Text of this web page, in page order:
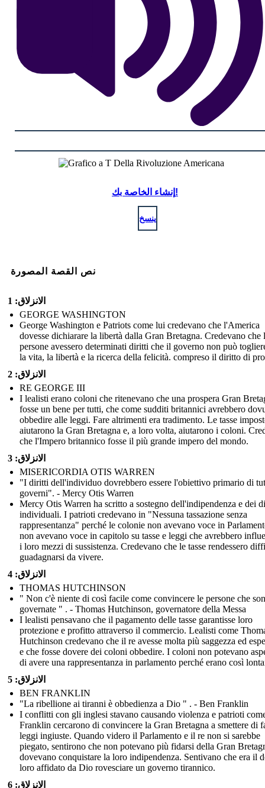
إنشاء الخاصة بك!
ينسخ
نص القصة المصورة
الانزلاق: 1
GEORGE WASHINGTON
George Washington e Patriots come lui credevano che l'America
dovesse dichiarare la libertà dalla Gran Bretagna. Credevano che
persone avessero determinati diritti che il governo non può
la vita, la libertà e la ricerca della felicità. compreso il diritto di
الانزلاق: 2
RE GEORGE III
I lealisti erano coloni che ritenevano che una prospera Gran
fosse un bene per tutti, che come sudditi britannici avrebbero
obbedire alle leggi. Fare altrimenti era tradimento. Le tasse
aiutarono la Gran Bretagna e, a loro volta, aiutarono i coloni.
che l'Impero britannico fosse il più grande impero del mondo.
الانزلاق: 3
MISERICORDIA OTIS WARREN
"I diritti dell'individuo dovrebbero essere l'obiettivo primario di
governi". - Mercy Otis Warren
Mercy Otis Warren ha scritto a sostegno dell'indipendenza e dei
individuali. I patrioti credevano in "Nessuna tassazione senza
rappresentanza" perché le colonie non avevano voce in
non avevano voce in capitolo su tasse e leggi che avrebbero
i loro mezzi di sussistenza. Credevano che le tasse rendessero
guadagnarsi da vivere.
الانزلاق: 4
THOMAS HUTCHINSON
" Non c'è niente di così facile come convincere le persone che
governate " . - Thomas Hutchinson, governatore della Messa
I lealisti pensavano che il pagamento delle tasse garantisse loro
protezione e profitto attraverso il commercio. Lealisti come
Hutchinson credevano che il re avesse molta più saggezza ed
e che fosse dovere dei coloni obbedire. I coloni non potevano
di avere una rappresentanza in parlamento perché erano così
الانزلاق: 5
BEN FRANKLIN
"La ribellione ai tiranni è obbedienza a Dio " . - Ben Franklin
I conflitti con gli inglesi stavano causando violenza e patrioti
Franklin cercarono di convincere la Gran Bretagna a smettere di
leggi ingiuste. Quando videro il Parlamento e il re non si sarebbe
piegato, sentirono che non potevano più fidarsi della Gran
dovevano conquistare la loro indipendenza. Sentivano che era il
loro affidato da Dio rovesciare un governo tirannico.
الانزلاق: 6